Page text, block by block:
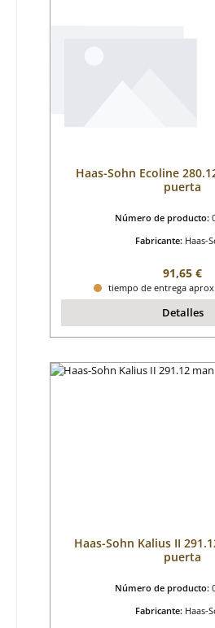
Haas-Sohn Ecoline
puerta
Número de producto:
Fabricante: Haas-
Precio
91,65 €
tiempo de entrega
Detalles
Haas-Sohn Kalius II
puerta
Número de producto:
Fabricante: Haas-